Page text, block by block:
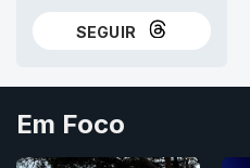
SEGUIR
NO THREADS
Em Foco